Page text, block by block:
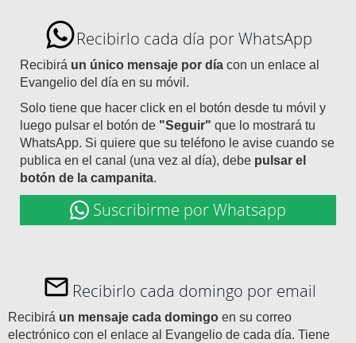
Recibirlo cada día por WhatsApp
Recibirá un único mensaje por día con un enlace al
Evangelio del día en su móvil.
Solo tiene que hacer click en el botón desde tu móvil y
luego pulsar el botón de "Seguir" que lo mostrará tu
WhatsApp. Si quiere que su teléfono le avise cuando se
publica en el canal (una vez al día), debe pulsar el
botón de la campanita.
Suscribirme por Whatsapp
Recibirlo cada domingo por email
Recibirá un mensaje cada domingo en su correo
electrónico con el enlace al Evangelio de cada día. Tiene